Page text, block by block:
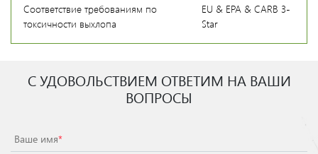
Соответствие требованиям по
токсичности выхлопа
EU & EPA & CARB 3-
Star
С УДОВОЛЬСТВИЕМ ОТВЕТИМ НА ВАШИ
ВОПРОСЫ
Ваше имя*